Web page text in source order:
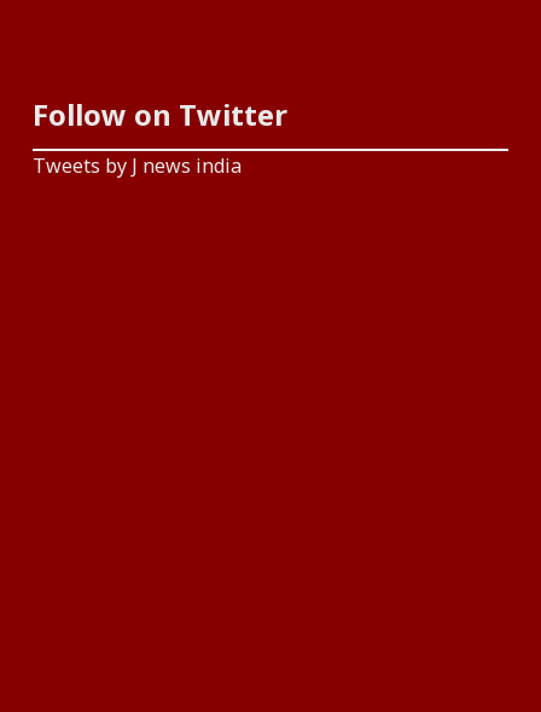
Follow on Twitter
Tweets by J news india